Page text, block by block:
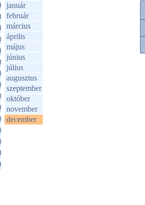
január
február
március
április
május
június
július
augusztus
szeptember
október
november
december